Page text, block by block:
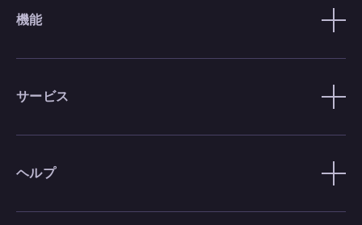
機能
サービス
ヘルプ